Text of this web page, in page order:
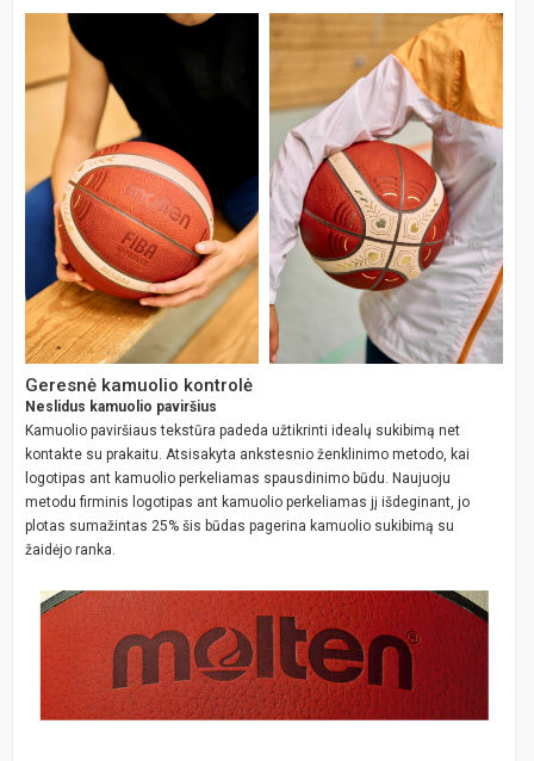
Geresnė kamuolio kontrolė
Neslidus kamuolio paviršius
Kamuolio paviršiaus tekstūra padeda užtikrinti idealų sukibimą net
kontakte su prakaitu. Atsisakyta ankstesnio ženklinimo metodo, kai
logotipas ant kamuolio perkeliamas spausdinimo būdu. Naujuoju
metodu firminis logotipas ant kamuolio perkeliamas jį išdeginant, jo
plotas sumažintas 25% šis būdas pagerina kamuolio sukibimą su
žaidėjo ranka.